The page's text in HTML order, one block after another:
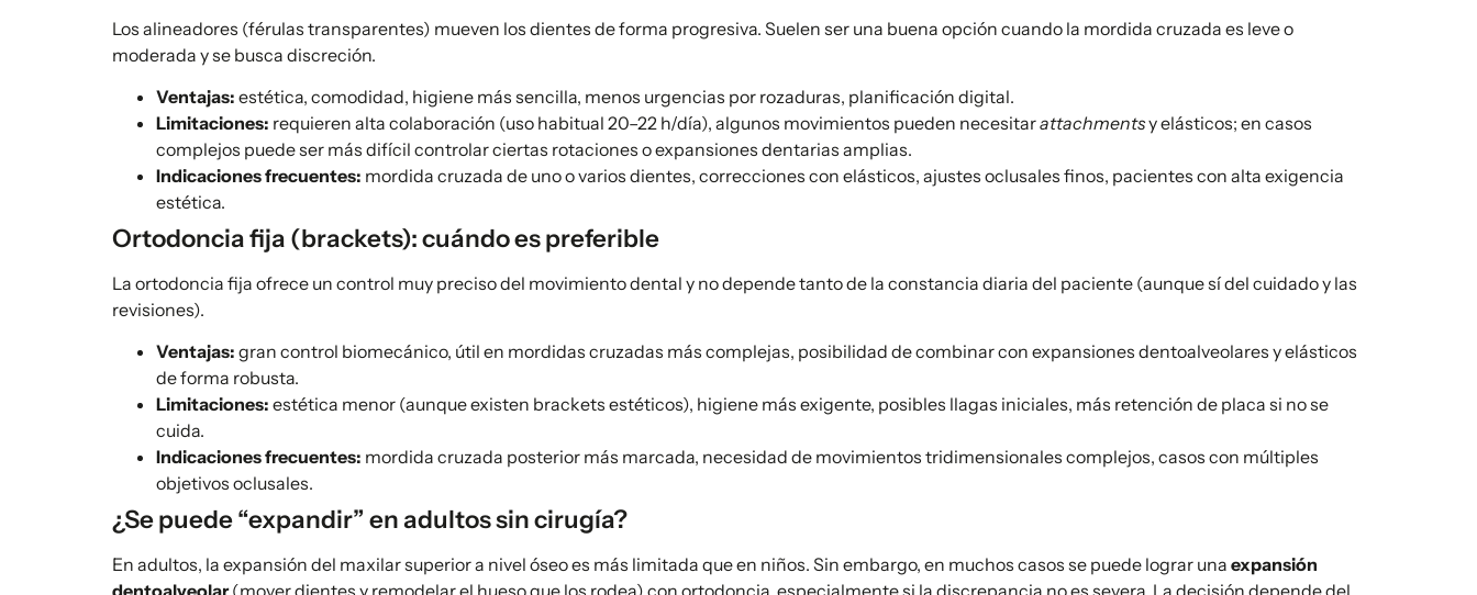
Los alineadores (férulas transparentes) mueven los dientes de forma progresiva. Suelen ser una buena opción cuando la mordida cruzada es leve o
moderada y se busca discreción.
Ventajas: estética, comodidad, higiene más sencilla, menos urgencias por rozaduras, planificación digital.
Limitaciones: requieren alta colaboración (uso habitual 20–22 h/día), algunos movimientos pueden necesitarattachmentsy elásticos; en casos
complejos puede ser más difícil controlar ciertas rotaciones o expansiones dentarias amplias.
Indicaciones frecuentes: mordida cruzada de uno o varios dientes, correcciones con elásticos, ajustes oclusales finos, pacientes con alta exigencia
estética.
Ortodoncia fija (brackets): cuándo es preferible
La ortodoncia fija ofrece un control muy preciso del movimiento dental y no depende tanto de la constancia diaria del paciente (aunque sí del cuidado y las
revisiones).
Ventajas: gran control biomecánico, útil en mordidas cruzadas más complejas, posibilidad de combinar con expansiones dentoalveolares y elásticos
de forma robusta.
Limitaciones: estética menor (aunque existen brackets estéticos), higiene más exigente, posibles llagas iniciales, más retención de placa si no se
cuida.
Indicaciones frecuentes: mordida cruzada posterior más marcada, necesidad de movimientos tridimensionales complejos, casos con múltiples
objetivos oclusales.
¿Se puede “expandir” en adultos sin cirugía?
En adultos, la expansión del maxilar superior a nivel óseo es más limitada que en niños. Sin embargo, en muchos casos se puede lograr una expansión